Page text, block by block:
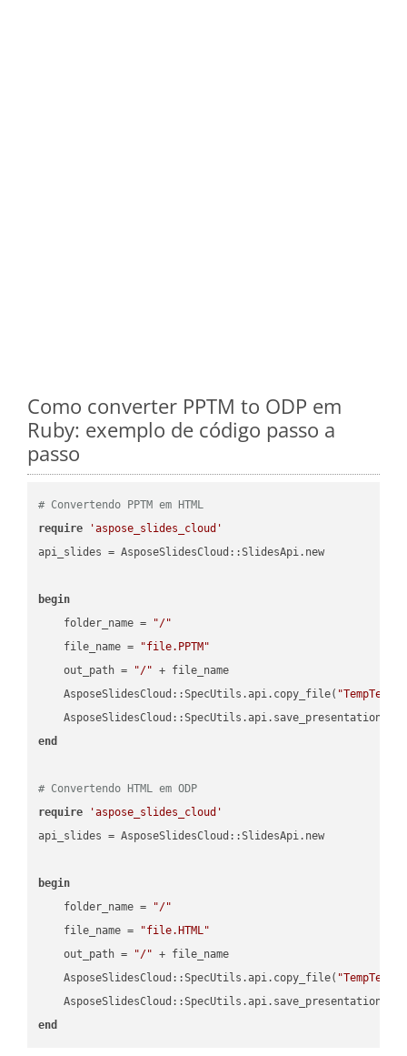
Como converter PPTM to ODP em
Ruby: exemplo de código passo a
passo
# Convertendo PPTM em HTML
require
'aspose_slides_cloud'
api_slides = AsposeSlidesCloud::SlidesApi.new
begin
    folder_name =
"/"
    file_name =
"file.PPTM"
    out_path =
"/" + file_name
    AsposeSlidesCloud::SpecUtils.api.copy_file(
end
# Convertendo HTML em ODP
require
'aspose_slides_cloud'
api_slides = AsposeSlidesCloud::SlidesApi.new
begin
    folder_name =
"/"
    file_name =
"file.HTML"
    out_path =
"/" + file_name
    AsposeSlidesCloud::SpecUtils.api.copy_file(
end